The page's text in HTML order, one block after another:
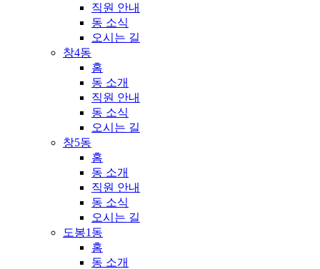
직원 안내
동 소식
오시는 길
창4동
홈
동 소개
직원 안내
동 소식
오시는 길
창5동
홈
동 소개
직원 안내
동 소식
오시는 길
도봉1동
홈
동 소개